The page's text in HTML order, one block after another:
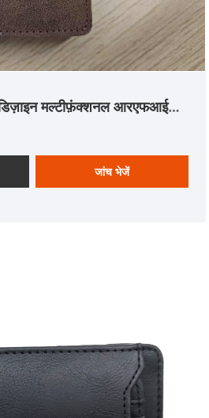
मल्टीफ़ंक्शनल आरएफआईडी
जांच भेजें